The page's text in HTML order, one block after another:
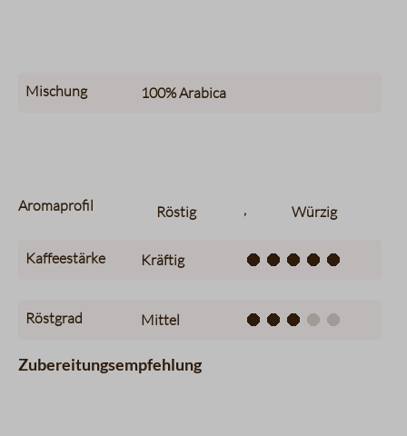
Mischung 100%Arabica
Aromaprofil Röstig , Würzig
Kaffeestärke Kräftig
Röstgrad Mittel
Zubereitungsempfehlung